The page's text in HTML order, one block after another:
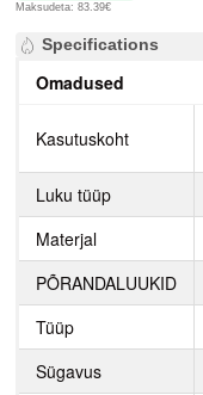
Maksudeta: 83.39€
Specifications
Omadused
Kasutuskoht
Luku tüüp
Materjal
PÕRANDALUUKID
Tüüp
Sügavus